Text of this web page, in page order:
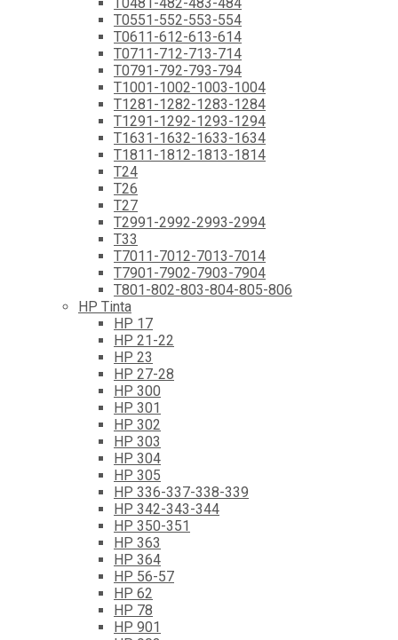
T0551-552-553-554
T0611-612-613-614
T0711-712-713-714
T0791-792-793-794
T1001-1002-1003-1004
T1281-1282-1283-1284
T1291-1292-1293-1294
T1631-1632-1633-1634
T1811-1812-1813-1814
T24
T26
T27
T2991-2992-2993-2994
T33
T7011-7012-7013-7014
T7901-7902-7903-7904
T801-802-803-804-805-806
HP Tinta
HP 17
HP 21-22
HP 23
HP 27-28
HP 300
HP 301
HP 302
HP 303
HP 304
HP 305
HP 336-337-338-339
HP 342-343-344
HP 350-351
HP 363
HP 364
HP 56-57
HP 62
HP 78
HP 901